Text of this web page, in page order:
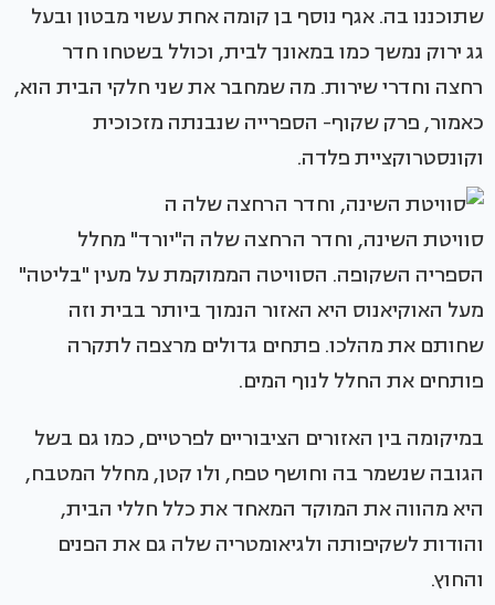
שתוכננו בה. אגף נוסף בן קומה אחת עשוי מבטון ובעל
גג ירוק נמשך כמו במאונך לבית, וכולל בשטחו חדר
רחצה וחדרי שירות. מה שמחבר את שני חלקי הבית הוא,
כאמור, פרק שקוף- הספרייה שנבנתה מזכוכית
וקונסטרוקציית פלדה.
סוויטת השינה, וחדר הרחצה שלה ה"יורד" מחלל
הספריה השקופה. הסוויטה הממוקמת על מעין "בליטה"
מעל האוקיאנוס היא האזור הנמוך ביותר בבית וזה
שחותם את מהלכו. פתחים גדולים מרצפה לתקרה
פותחים את החלל לנוף המים.
במיקומה בין האזורים הציבוריים לפרטיים, כמו גם בשל
הגובה שנשמר בה וחושף טפח, ולו קטן, מחלל המטבח,
היא מהווה את המוקד המאחד את כלל חללי הבית,
והודות לשקיפותה ולגיאומטריה שלה גם את הפנים
והחוץ.